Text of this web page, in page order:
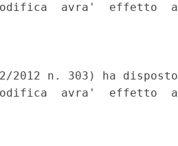
avra'  effetto  a
2012 n. 303) ha disposto
avra'  effetto  a